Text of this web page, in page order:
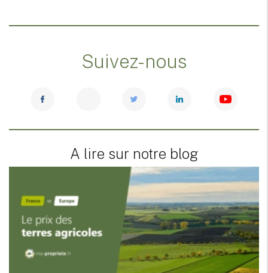
Suivez-nous
A lire sur notre blog